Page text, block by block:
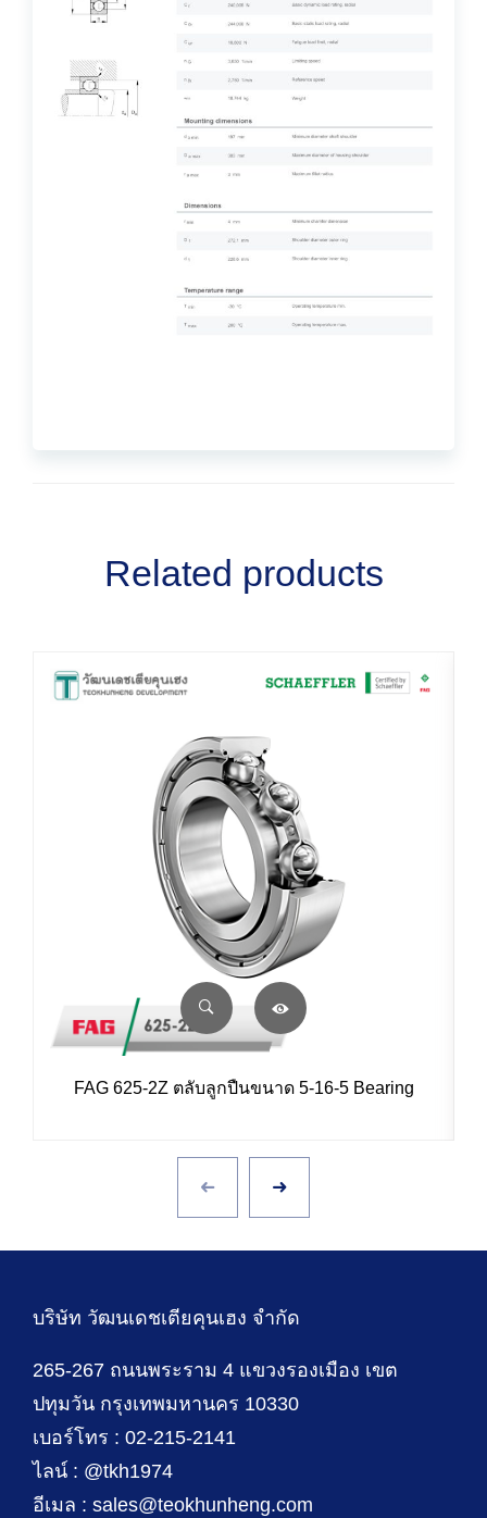
Related products
FAG 625-2Z ตลับลูกปืนขนาด 5-16-5 Bearing
บริษัท วัฒนเดชเตียคุนเฮง จำกัด
265-267 ถนนพระราม 4 แขวงรองเมือง เขต
ปทุมวัน กรุงเทพมหานคร 10330
เบอร์โทร : 02-215-2141
ไลน์ : @tkh1974
อีเมล : sales@teokhunheng.com